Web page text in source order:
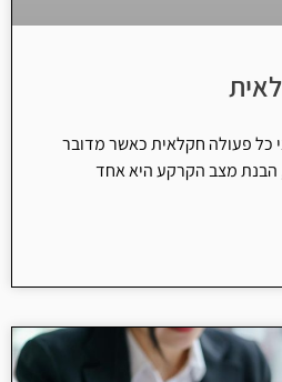
כל פעולה חקלאית כאשר מדובר
מצב הקרקע היא אחד